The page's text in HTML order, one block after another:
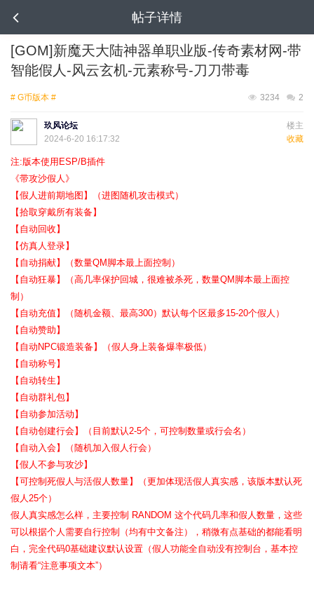
帖子详情
[GOM]新魔天大陆神器单职业版-传奇素材网-带
智能假人-风云玄机-元素称号-刀刀带毒
# G币版本 # 2
3234
楼主
玖风论坛
收藏
2024-6-20 16:17:32
注:版本使用ESP/B插件
《带攻沙假人》
【假人进前期地图】（进图随机攻击模式）
【拾取穿戴所有装备】
【自动回收】
【仿真人登录】
【自动捐献】（数量QM脚本最上面控制）
【自动狂暴】（高几率保护回城，很难被杀死，数量QM脚本最上面控
制）
【自动充值】（随机金额、最高300）默认每个区最多15-20个假人）
【自动赞助】
【自动NPC锻造装备】（假人身上装备爆率极低）
【自动称号】
【自动转生】
【自动群礼包】
【自动参加活动】
【自动创建行会】（目前默认2-5个，可控制数量或行会名）
【自动入会】（随机加入假人行会）
【假人不参与攻沙】
【可控制死假人与活假人数量】（更加体现活假人真实感，该版本默认死
假人25个）
假人真实感怎么样，主要控制 RANDOM 这个代码几率和假人数量，这些
可以根据个人需要自行控制（均有中文备注），稍微有点基础的都能看明
白，完全代码0基础建议默认设置（假人功能全自动没有控制台，基本控
制请看“注意事项文本”）